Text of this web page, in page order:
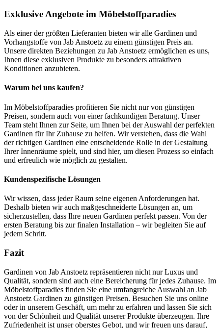
Exklusive Angebote im Möbelstoffparadies
Als einer der größten Lieferanten bieten wir alle Gardinen und
Vorhangstoffe von Jab Anstoetz zu einem günstigen Preis an.
Unsere direkten Beziehungen zu Jab Anstoetz ermöglichen es uns,
Ihnen diese exklusiven Produkte zu besonders attraktiven
Konditionen anzubieten.
Warum bei uns kaufen?
Im Möbelstoffparadies profitieren Sie nicht nur von günstigen
Preisen, sondern auch von einer fachkundigen Beratung. Unser
Team steht Ihnen zur Seite, um Ihnen bei der Auswahl der perfekten
Gardinen für Ihr Zuhause zu helfen. Wir verstehen, dass die Wahl
der richtigen Gardinen eine entscheidende Rolle in der Gestaltung
Ihrer Innenräume spielt, und sind hier, um diesen Prozess so einfach
und erfreulich wie möglich zu gestalten.
Kundenspezifische Lösungen
Wir wissen, dass jeder Raum seine eigenen Anforderungen hat.
Deshalb bieten wir auch maßgeschneiderte Lösungen an, um
sicherzustellen, dass Ihre neuen Gardinen perfekt passen. Von der
ersten Beratung bis zur finalen Installation – wir begleiten Sie auf
jedem Schritt.
Fazit
Gardinen von Jab Anstoetz repräsentieren nicht nur Luxus und
Qualität, sondern sind auch eine Bereicherung für jedes Zuhause. Im
Möbelstoffparadies finden Sie eine umfangreiche Auswahl an Jab
Anstoetz Gardinen zu günstigen Preisen. Besuchen Sie uns online
oder in unserem Geschäft, um mehr zu erfahren und lassen Sie sich
von der Schönheit und Qualität unserer Produkte überzeugen. Ihre
Zufriedenheit ist unser oberstes Gebot, und wir freuen uns darauf,